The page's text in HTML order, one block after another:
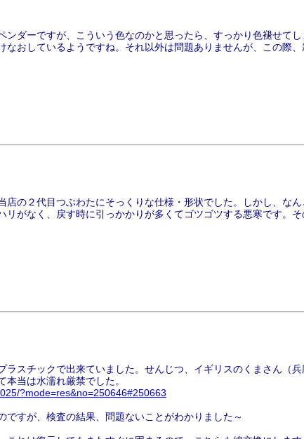
ンダーですが、こういう色なのかと思ったら、すっかり色褪せて
なおしているようですね。それ以外は問題ありませんが、この際
店の２代目つぶわたにそっくりな仕様・形状でした。しかし、な
リがなく、戻す時に引っかかりが多くてゴツゴツする悪寒です。
ラスチックで出来ていました。せんじつ、イギリスのくまさん（
当は水濡れ厳禁でした。
?mode=res&no=250646#250663
ですが、検査の結果、問題ないことがわかりました～